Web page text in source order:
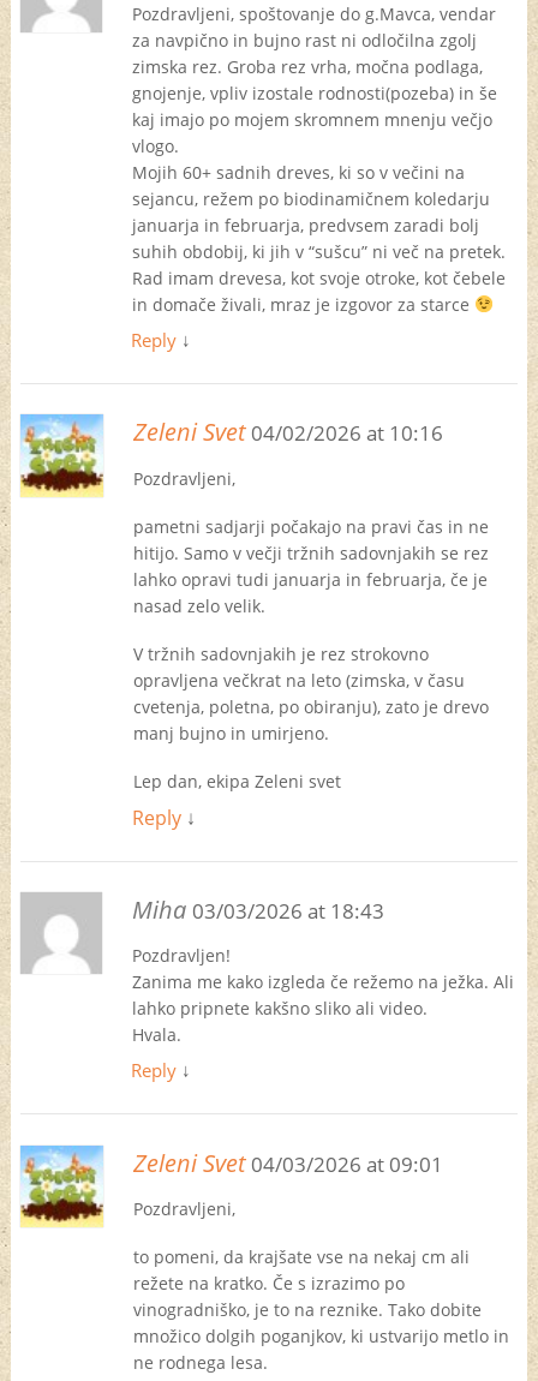
Pozdravljeni, spoštovanje do g.Mavca, vendar
za navpično in bujno rast ni odločilna zgolj
zimska rez. Groba rez vrha, močna podlaga,
gnojenje, vpliv izostale rodnosti(pozeba) in še
kaj imajo po mojem skromnem mnenju večjo
vlogo.
Mojih 60+ sadnih dreves, ki so v večini na
sejancu, režem po biodinamičnem koledarju
januarja in februarja, predvsem zaradi bolj
suhih obdobij, ki jih v “sušcu” ni več na pretek.
Rad imam drevesa, kot svoje otroke, kot čebele
in domače živali, mraz je izgovor za starce
Reply ↓
Zeleni Svet 04/02/2026 at 10:16
Pozdravljeni,
pametni sadjarji počakajo na pravi čas in ne
hitijo. Samo v večji tržnih sadovnjakih se rez
lahko opravi tudi januarja in februarja, če je
nasad zelo velik.
V tržnih sadovnjakih je rez strokovno
opravljena večkrat na leto (zimska, v času
cvetenja, poletna, po obiranju), zato je drevo
manj bujno in umirjeno.
Lep dan, ekipa Zeleni svet
Reply ↓
Miha 03/03/2026 at 18:43
Pozdravljen!
Zanima me kako izgleda če režemo na ježka. Ali
lahko pripnete kakšno sliko ali video.
Hvala.
Reply ↓
Zeleni Svet 04/03/2026 at 09:01
Pozdravljeni,
to pomeni, da krajšate vse na nekaj cm ali
režete na kratko. Če s izrazimo po
vinogradniško, je to na reznike. Tako dobite
množico dolgih poganjkov, ki ustvarijo metlo in
ne rodnega lesa.